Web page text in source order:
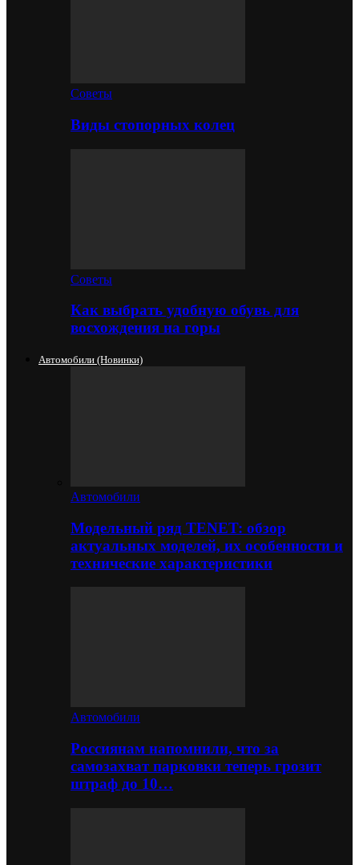
Советы
Виды стопорных колец
Советы
Как выбрать удобную обувь для
восхождения на горы
Автомобили (новинки)
Автомобили
Модельный ряд TENET: обзор
актуальных моделей, их особенности и
технические характеристики
Автомобили
Россиянам напомнили, что за
самозахват парковки теперь грозит
штраф до 10…